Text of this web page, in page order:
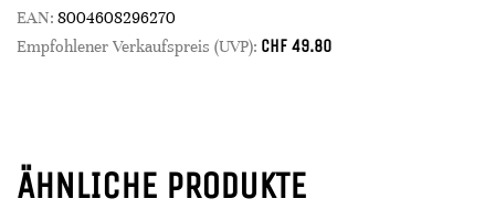
EAN: 8004608296270
Empfohlener Verkaufspreis (UVP): CHF 49.80
ÄHNLICHE PRODUKTE